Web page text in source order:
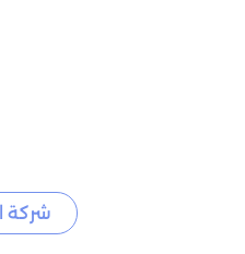
شركة